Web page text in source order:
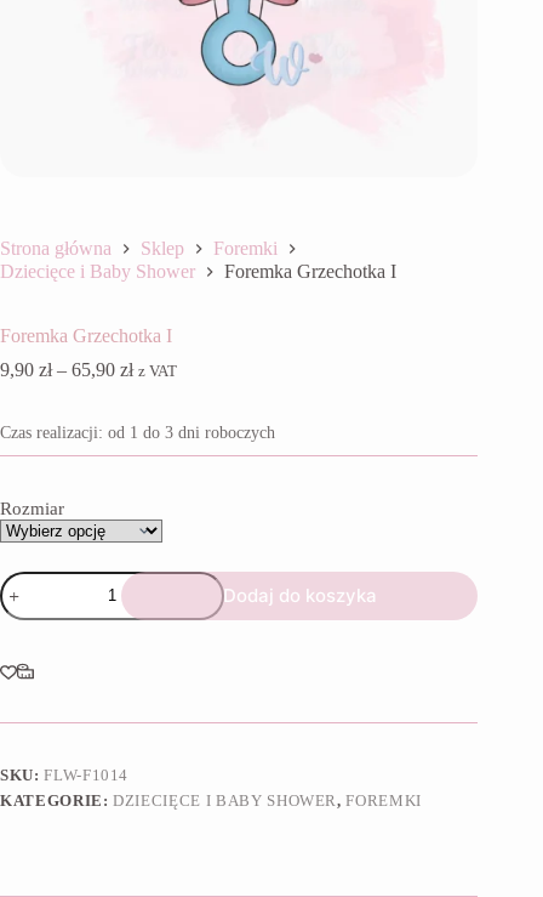
Strona główna Sklep
Foremki
Dziecięce i Baby Shower
Foremka Grzechotka I
Foremka Grzechotka I
9,90 zł – 65,90 złZakres
9,90 zł
do
z VAT
Czas realizacji: od 1 do 3 dni roboczych
Rozmiar
ilość
Foremka
Grzechotka
Dodaj do koszyka
SKU:FLW-F1014
KATEGORIE:DZIECIĘCE I BABY SHOWER,FOREMKI